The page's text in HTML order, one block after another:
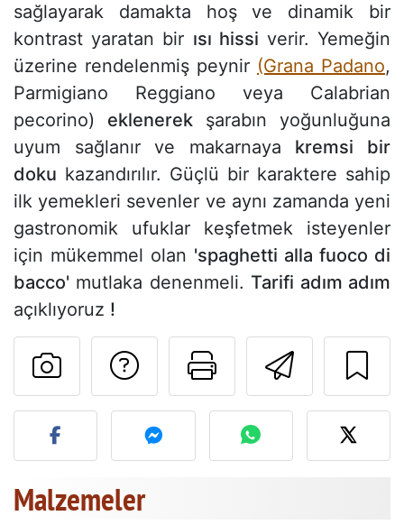
sağlayarak damakta hoş ve dinamik bir
kontrast yaratan bir ısı hissi verir. Yemeğin
üzerine rendelenmiş peynir (Grana Padano,
Parmigiano Reggiano veya Calabrian
pecorino) eklenerek şarabın yoğunluğuna
uyum sağlanır ve makarnaya kremsi bir
doku kazandırılır. Güçlü bir karaktere sahip
ilk yemekleri sevenler ve aynı zamanda yeni
gastronomik ufuklar keşfetmek isteyenler
için mükemmel olan 'spaghetti alla fuoco di
bacco' mutlaka denenmeli.Tarifi adım adım
açıklıyoruz !
Bu sayfayı
Tarif sahibine bir
Bu tarifin fotoğrafını
Malzemeler